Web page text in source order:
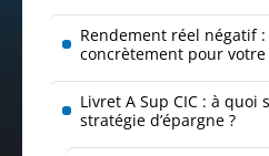
Rendement réel négatif
concrètement pour
Livret A Sup CIC : à
stratégie d’épargne ?